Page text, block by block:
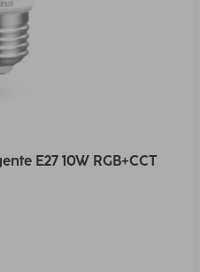
E27 10W RGB+CCT